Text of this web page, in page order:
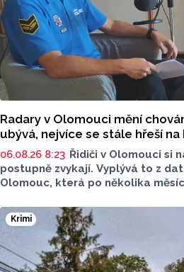
Radary v Olomouci mění
ubývá, nejvíce se stále hřeší na
06.08.26 8:23 Řidiči v Olomouci si
postupně zvykají. Vyplývá to z
Olomouc, která po několika
zaznamenaných přestupků zde
výrazně klesl, v některých
O dopravě, ale i o případech,
policie Olomouc (MPO) řešit
Metropole s Tomášem
Krimi